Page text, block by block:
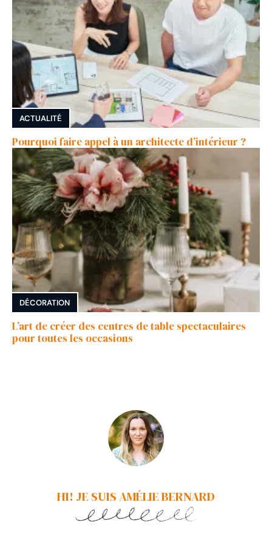
ACTUALITÉ
Pourquoi faire appel à un architecte d’intérieur ?
DÉCORATION
L’art de créer des centres de table spectaculaires
pour toutes les occasions
HI! JE SUIS AMÉLIE BERNARD